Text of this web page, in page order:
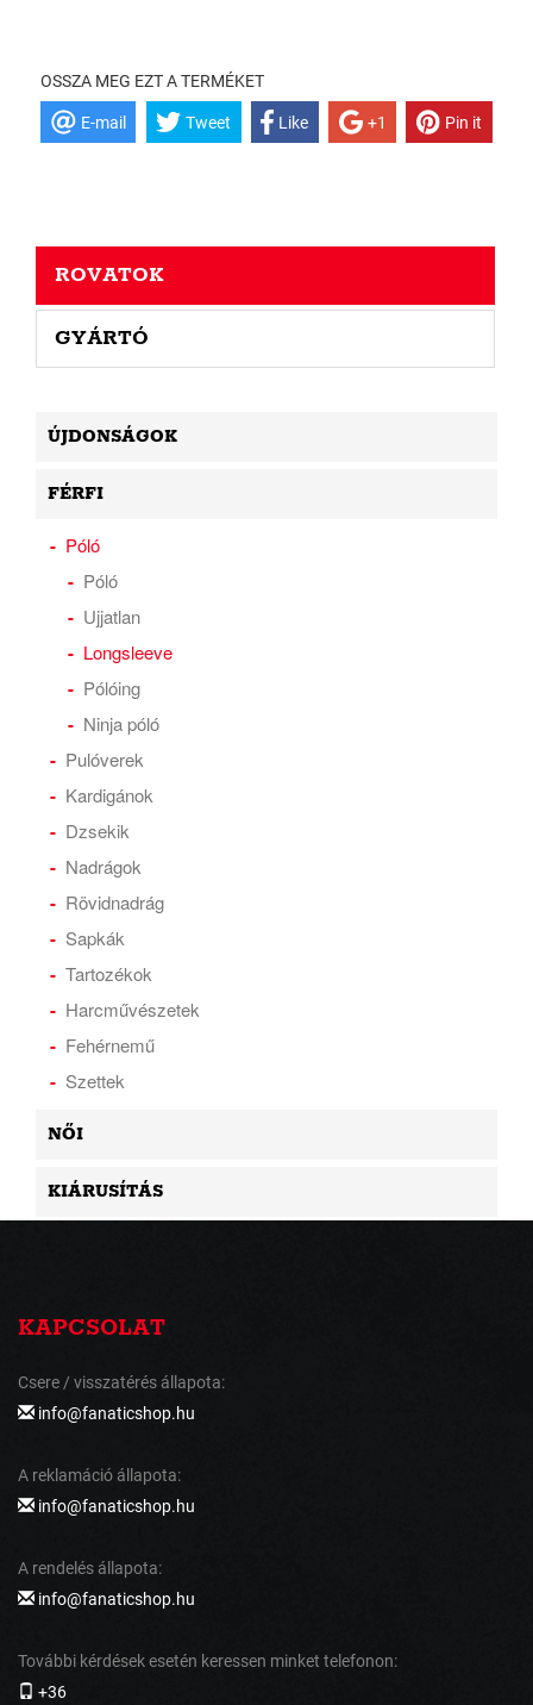
OSSZA MEG EZT A TERMÉKET
E-mail Tweet Like +1 Pin it
ROVATOK
GYÁRTÓ
ÚJDONSÁGOK
FÉRFI
Póló
Póló
Ujjatlan
Longsleeve
Pólóing
Ninja póló
Pulóverek
Kardigánok
Dzsekik
Nadrágok
Rövidnadrág
Sapkák
Tartozékok
Harcművészetek
Fehérnemű
Szettek
NŐI
KIÁRUSÍTÁS
KAPCSOLAT
Csere / visszatérés állapota:
info@fanaticshop.hu
A reklamáció állapota:
info@fanaticshop.hu
A rendelés állapota:
info@fanaticshop.hu
További kérdések esetén keressen minket telefonon:
+36